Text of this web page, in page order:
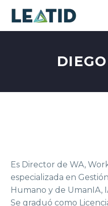
Es Director de WA,
especializada en
Humano y de UmanIA,
Se graduó como